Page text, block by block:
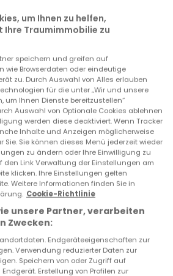
Bascharage
1.265.000 €
4 131,66 m²
Haus
Born
921.276 €
3 133 m²
um Ihnen zu helfen,
Ihre Traumimmobilie zu
speichern und greifen auf
wie Browserdaten oder eindeutige
zu. Durch Auswahl von Alles erlauben
für die unter „Wir und unsere
um Ihnen Dienste bereitzustellen“
Auswahl von Optionale Cookies ablehnen
werden diese deaktiviert. Wenn Tracker
Inhalte und Anzeigen möglicherweise
Sie. Sie können dieses Menü jederzeit wieder
zu ändern oder Ihre Einwilligung zu
den Link Verwaltung der Einstellungen am
klicken. Ihre Einstellungen gelten
Weitere Informationen finden Sie in
Cookie-Richtlinie
unsere Partner, verarbeiten
Zwecken:
Endgeräteeigenschaften zur
Verwendung reduzierter Daten zur
Speichern von oder Zugriff auf
Erstellung von Profilen zur